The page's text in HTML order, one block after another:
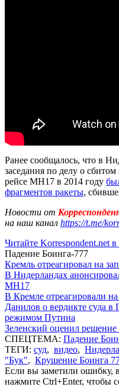
Ранее сообщалось, что в
заседания по делу о
рейсе МН17 в 2014 году
фрагментов ракеты,
Новости от
на наш канал https://t.me/
Читайте Korrespondent.net
Падение Боинга-777
Кремль отреагировал на
В Нидерландах
MH17
В Кремле отреагировали
Данилов о вердикте суда в
режимом Путина
Зеленский оценил решение
СПЕЦТЕМА: Падение
ТЕГИ: суд, видео,
"Бук", Крушение Боинга
Если вы заметили ошибку,
нажмите Ctrl+Enter, чтобы